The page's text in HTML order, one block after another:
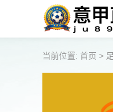
当前位置: 首页 >